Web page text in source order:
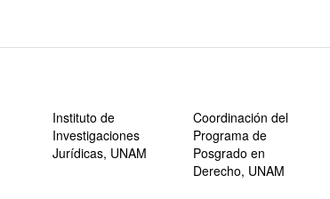
Instituto de
Investigaciones
Jurídicas, UNAM
Coordinación del
Programa de
Posgrado en
Derecho, UNAM